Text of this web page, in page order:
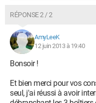
RÉPONSE 2 / 2
AmyLeeK
12 juin 2013 à 19:40
Bonsoir !
Et bien merci pour vos
seul, j'ai réussi à avoir